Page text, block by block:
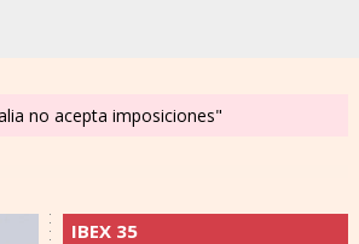
no acepta imposiciones"
IBEX 35